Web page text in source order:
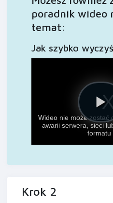
poradnik wideo
temat:
Jak szybko
Krok 2